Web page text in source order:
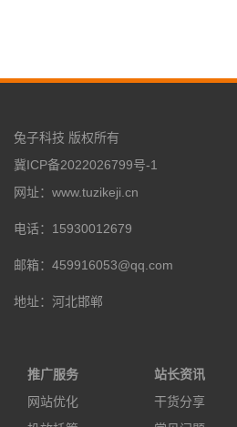
兔子科技 版权所有
冀ICP备2022026799号-1
网址：www.tuzikeji.cn
电话：15930012679
邮箱：459916053@qq.com
地址：河北邯郸
推广服务
网站优化
站长资讯
干货分享